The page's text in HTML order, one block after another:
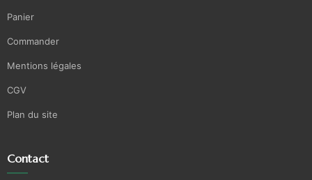
Panier
Commander
Mentions légales
CGV
Plan du site
Contact